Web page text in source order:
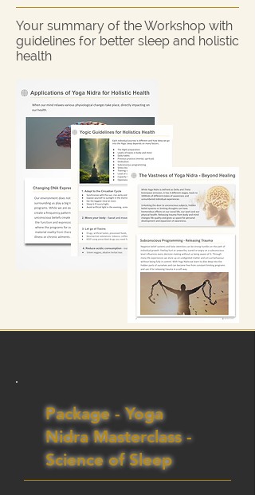
Your summary of the Workshop with
guidelines for better sleep and holistic
health
Package - Yoga
Nidra Masterclass -
Science of Sleep